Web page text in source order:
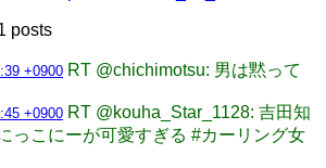
posts
+0900 RT @chichimotsu: 男は黙って
+0900 RT @kouha_Star_1128: 吉田知
っこにーが可愛すぎる #カーリング女